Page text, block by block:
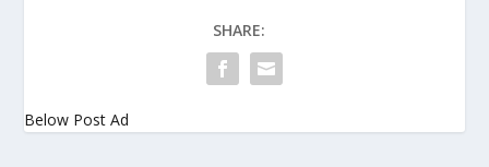
SHARE:
Below Post Ad